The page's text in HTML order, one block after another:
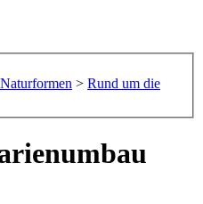
> Rund um die